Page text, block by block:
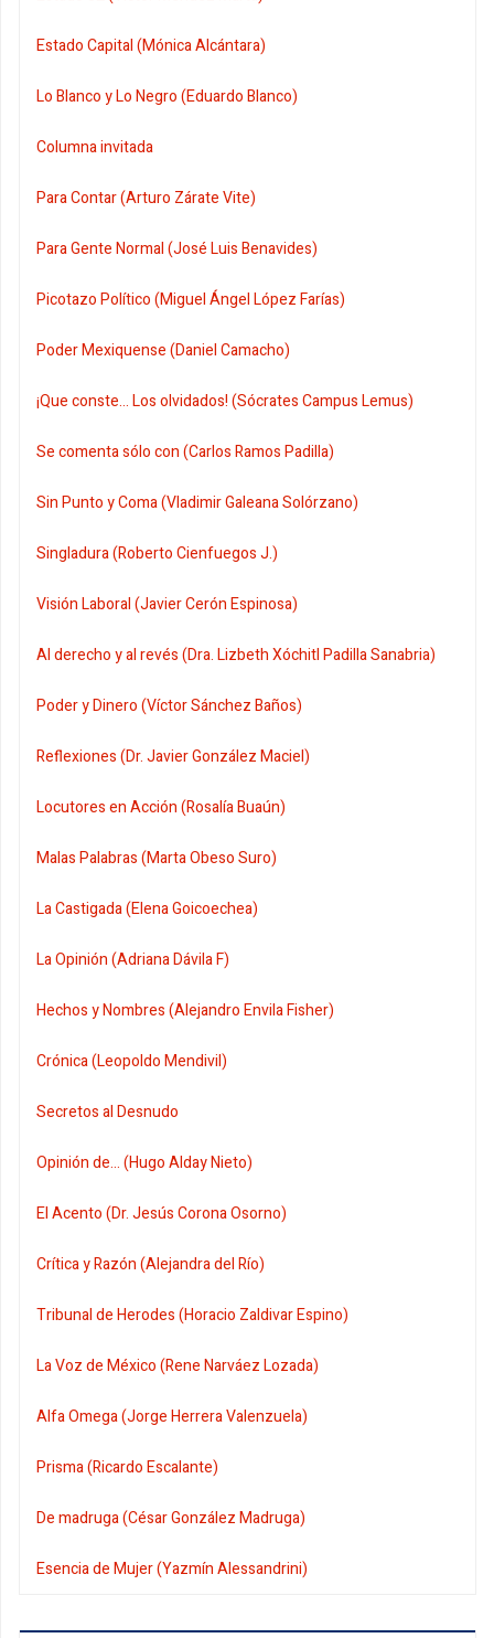
Estado Capital (Mónica Alcántara)
Lo Blanco y Lo Negro (Eduardo Blanco)
Columna invitada
Para Contar (Arturo Zárate Vite)
Para Gente Normal (José Luis Benavides)
Picotazo Político (Miguel Ángel López Farías)
Poder Mexiquense (Daniel Camacho)
¡Que conste... Los olvidados! (Sócrates Campus Lemus)
Se comenta sólo con (Carlos Ramos Padilla)
Sin Punto y Coma (Vladimir Galeana Solórzano)
Singladura (Roberto Cienfuegos J.)
Visión Laboral (Javier Cerón Espinosa)
Al derecho y al revés (Dra. Lizbeth Xóchitl Padilla Sanabria)
Poder y Dinero (Víctor Sánchez Baños)
Reflexiones (Dr. Javier González Maciel)
Locutores en Acción (Rosalía Buaún)
Malas Palabras (Marta Obeso Suro)
La Castigada (Elena Goicoechea)
La Opinión (Adriana Dávila F)
Hechos y Nombres (Alejandro Envila Fisher)
Crónica (Leopoldo Mendivil)
Secretos al Desnudo
Opinión de... (Hugo Alday Nieto)
El Acento (Dr. Jesús Corona Osorno)
Crítica y Razón (Alejandra del Río)
Tribunal de Herodes (Horacio Zaldivar Espino)
La Voz de México (Rene Narváez Lozada)
Alfa Omega (Jorge Herrera Valenzuela)
Prisma (Ricardo Escalante)
De madruga (César González Madruga)
Esencia de Mujer (Yazmín Alessandrini)